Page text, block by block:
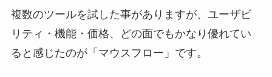
複数のツールを試した事がありますが、ユーザビ
リティ・機能・価格、どの面でもかなり優れてい
ると感じたのが「マウスフロー」です。